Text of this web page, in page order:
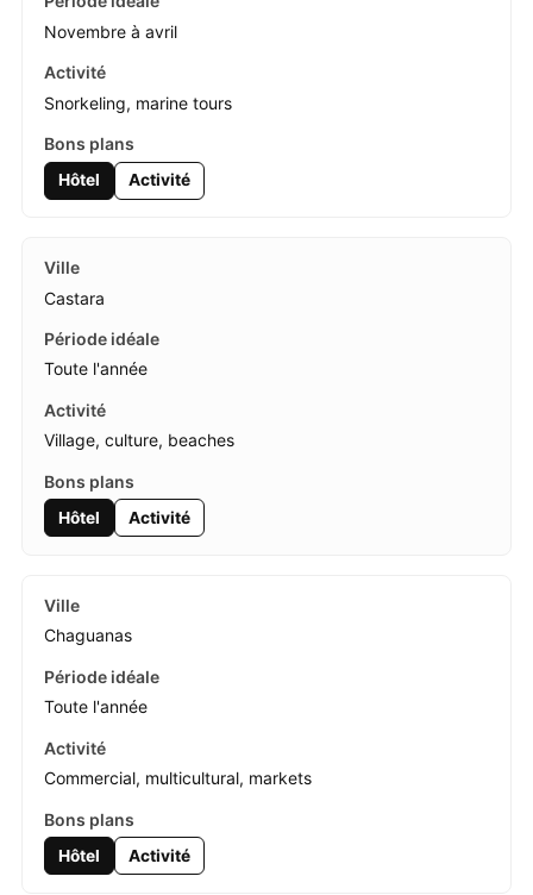
Novembre à avril
Snorkeling, marine tours
Hôtel Activité
Castara
Toute l'année
Village, culture, beaches
Hôtel Activité
Chaguanas
Toute l'année
Commercial, multicultural, markets
Hôtel Activité